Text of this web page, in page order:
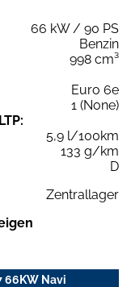
66 kW / 90 PS
Benzin
998 cm³
Euro 6e
1 (None)
5,9 l/100km
133 g/km
D
Zentrallager
66KW Navi